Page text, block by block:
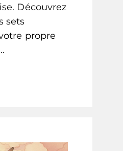
Découvrez
sets
propre